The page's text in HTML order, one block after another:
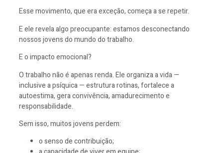
Esse movimento, que era exceção, começa a se repetir.
E ele revela algo preocupante: estamos desconectando
nossos jovens do mundo do trabalho.
E o impacto emocional?
O trabalho não é apenas renda. Ele organiza a vida —
inclusive a psíquica — estrutura rotinas, fortalece a
autoestima, gera convivência, amadurecimento e
responsabilidade.
Sem isso, muitos jovens perdem:
o senso de contribuição;